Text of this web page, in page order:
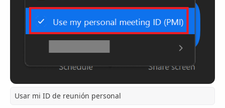
Usar mi ID de reunión personal